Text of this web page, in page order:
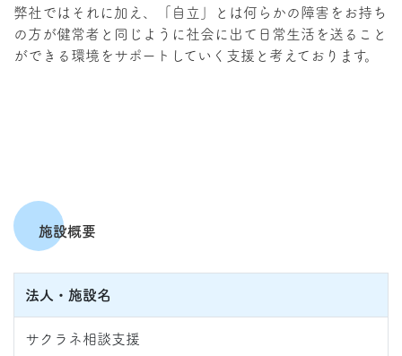
弊社ではそれに加え、「自立」とは何らかの障害をお持ち
の方が健常者と同じように社会に出て日常生活を送ること
ができる環境をサポートしていく支援と考えております。
施設概要
法人・施設名
サクラネ相談支援